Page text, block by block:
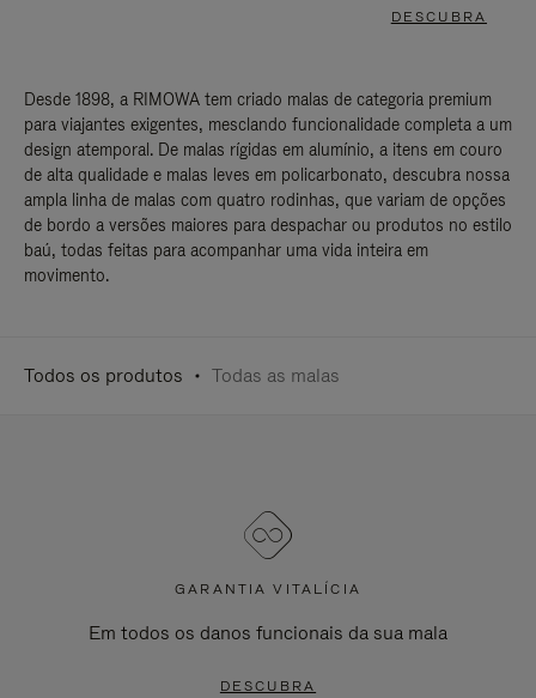
DESCUBRA
Desde 1898, a RIMOWA tem criado malas de categoria premium
para viajantes exigentes, mesclando funcionalidade completa a um
design atemporal. De malas rígidas em alumínio, a itens em couro
de alta qualidade e malas leves em policarbonato, descubra nossa
ampla linha de malas com quatro rodinhas, que variam de opções
de bordo a versões maiores para despachar ou produtos no estilo
baú, todas feitas para acompanhar uma vida inteira em
movimento.
Todos os produtos Todas as malas
GARANTIA VITALÍCIA
Em todos os danos funcionais da sua mala
DESCUBRA